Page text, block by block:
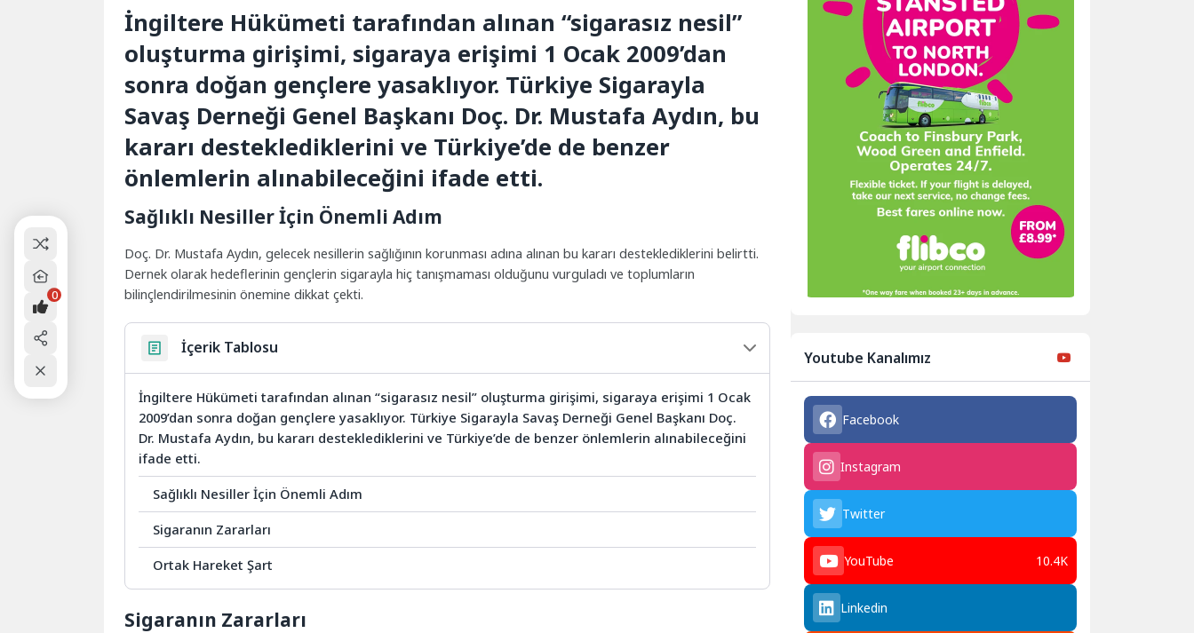
İngiltere Hükümeti tarafından alınan “sigarasız nesil”
oluşturma girişimi, sigaraya erişimi 1 Ocak 2009’dan
sonra doğan gençlere yasaklıyor. Türkiye Sigarayla
Savaş Derneği Genel Başkanı Doç. Dr. Mustafa Aydın, bu
kararı desteklediklerini ve Türkiye’de de benzer
önlemlerin alınabileceğini ifade etti.
Sağlıklı Nesiller İçin Önemli Adım
Doç. Dr. Mustafa Aydın, gelecek nesillerin sağlığının korunması adına alınan bu kararı desteklediklerini belirtti.
Dernek olarak hedeflerinin gençlerin sigarayla hiç tanışmaması olduğunu vurguladı ve toplumların
bilinçlendirilmesinin önemine dikkat çekti.
İçerik Tablosu
İngiltere Hükümeti tarafından alınan “sigarasız nesil” oluşturma girişimi, sigaraya erişimi 1 Ocak
2009’dan sonra doğan gençlere yasaklıyor. Türkiye Sigarayla Savaş Derneği Genel Başkanı Doç.
Dr. Mustafa Aydın, bu kararı desteklediklerini ve Türkiye’de de benzer önlemlerin alınabileceğini
ifade etti.
Sağlıklı Nesiller İçin Önemli Adım
Sigaranın Zararları
Ortak Hareket Şart
Sigaranın Zararları
Youtube Kanalımız
Facebook
Instagram
Twitter
YouTube 10.4K
Linkedin
0